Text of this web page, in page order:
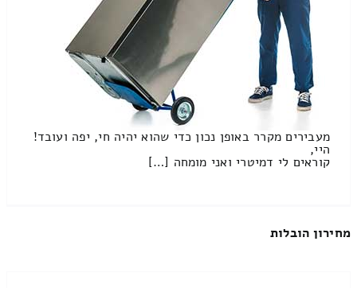
מעבירים מקרר באופן נכון כדי שהוא יהיה חי, יפה ועובד!
היי,
קוראים לי דמיטרי ואני מומחה […]
מחירון הובלות